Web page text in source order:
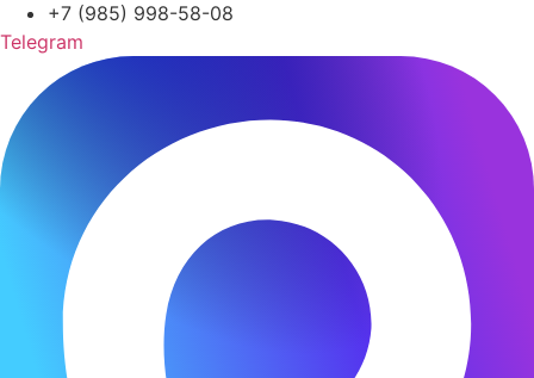
+7 (985) 998-58-08
Telegram